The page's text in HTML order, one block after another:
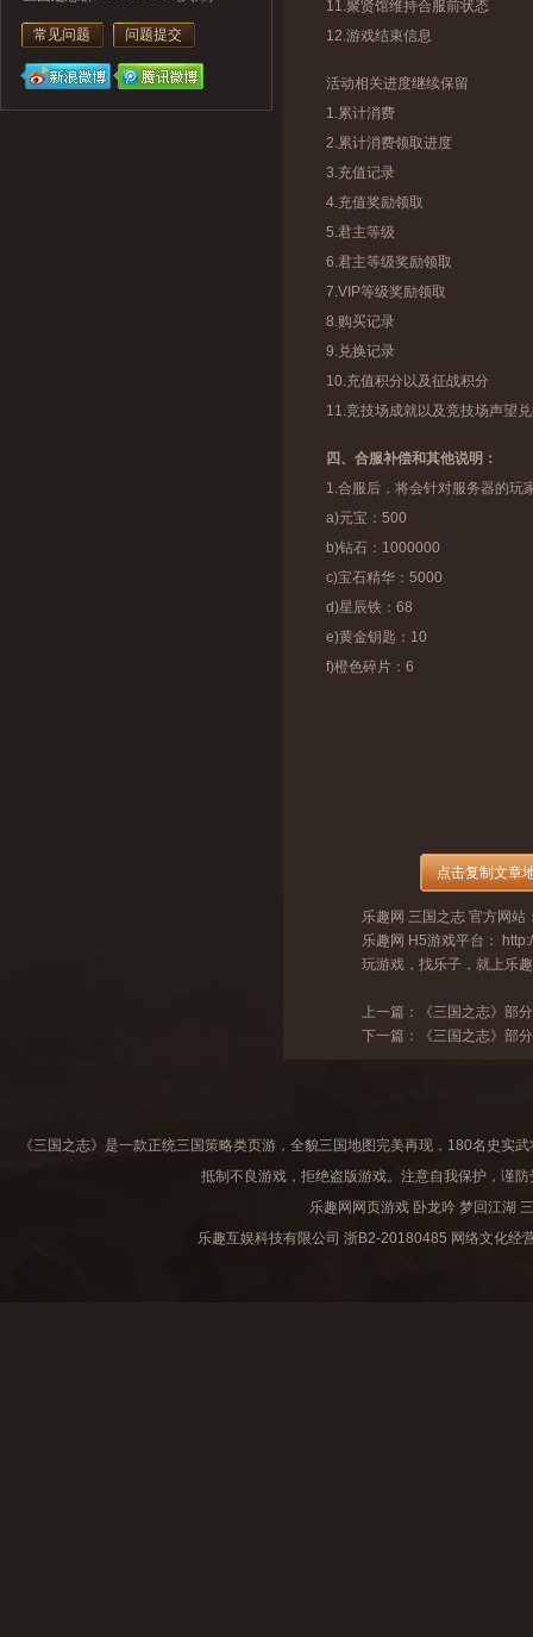
常见问题 问题提交
11.聚贤馆维持合服前状态
12.游戏结束信息
活动相关进度继续保留
1.累计消费
2.累计消费领取进度
3.充值记录
4.充值奖励领取
5.君主等级
6.君主等级奖励领取
7.VIP等级奖励领取
8.购买记录
9.兑换记录
10.充值积分以及征战积分
11.竞技场成就以及竞技场声望
四、合服补偿和其他说明：
1.合服后，将会针对服务器的玩
a)元宝：500
b)钻石：1000000
c)宝石精华：5000
d)星辰铁：68
e)黄金钥匙：10
f)橙色碎片：6
乐趣网 三国之志 官方网站
乐趣网 H5游戏平台：
玩游戏，找乐子，就上乐
上一篇：
《三国之志》部
下一篇：
《三国之志》部
《三国之志》是一款正统三国策略类页游，全貌三国地图完美再现，180名史
抵制不良游戏，拒绝盗版游戏。注意自我保护，谨
乐趣网网页游戏 卧龙吟 梦回江湖
乐趣互娱科技有限公司 浙B2-20180485 网络文化经